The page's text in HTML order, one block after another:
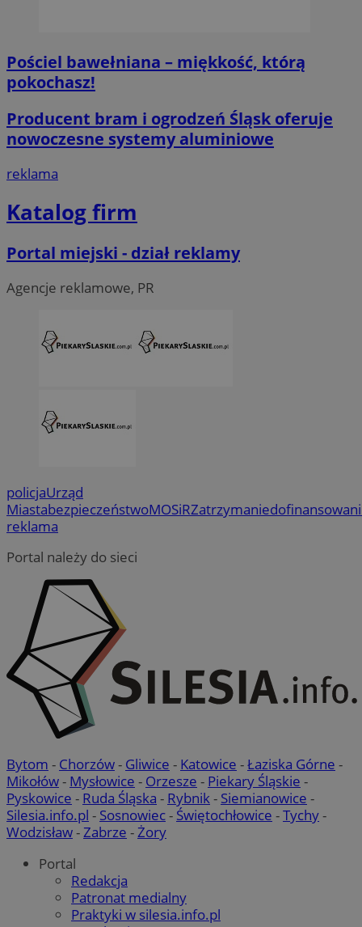
Pościel bawełniana – miękkość, którą
pokochasz!
Producent bram i ogrodzeń Śląsk oferuje
nowoczesne systemy aluminiowe
reklama
Katalog firm
Portal miejski - dział reklamy
Agencje reklamowe, PR
policjaUrząd
MiastabezpieczeństwoMOSiRZatrzymanie
reklama
Portal należy do sieci
Bytom - Chorzów- Gliwice - Katowice -Łaziska Górne -
Mikołów- Mysłowice - Orzesze - Piekary Śląskie -
Pyskowice - Ruda Śląska - Rybnik- Siemianowice -
Silesia.info.pl - Sosnowiec- Świętochłowice -Tychy-
Wodzisław-Zabrze -Żory
Portal
Redakcja
Patronat medialny
Praktyki w silesia.info.pl